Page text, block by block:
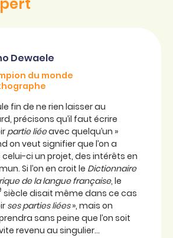
Dewaele
du monde
fin de ne rien laisser au
précisons qu’il faut écrire
partie liéeavec quelqu’un »
on veut signifier que l’on a
ci un projet, des intérêts en
Si l’on en croit le Dictionnaire
de la langue française, le
siècle disait même dans ce cas
ses parties liées», mais on
sans peine que l’on soit
revenu au singulier…